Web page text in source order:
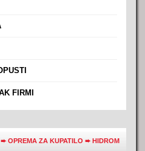
FIRMI
➨OPREMA ZA KUPATILO ➨HIDROM